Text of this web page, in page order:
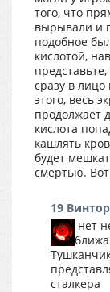
того, что
вырывали и
подобное
кислотой,
сразу в
этого, весь
продолжает
кислота
кашлять
будет
смертью.
19
нет
сталкера